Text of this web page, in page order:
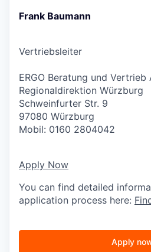
Frank Baumann
Vertriebsleiter
ERGO Beratung und Vertrieb
Regionaldirektion Würzburg
Schweinfurter Str. 9
97080 Würzburg
Mobil: 0160 2804042
Apply Now
You can find detailed
application process here:
Apply